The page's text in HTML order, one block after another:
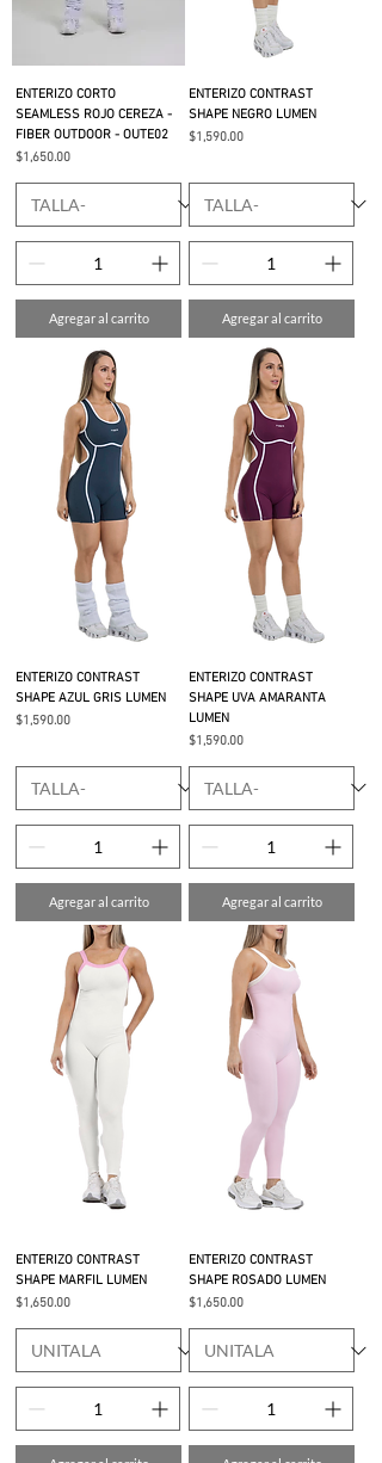
ENTERIZO CORTO
SEAMLESS ROJO CEREZA -
FIBER OUTDOOR - OUTE02
Precio
$1,650.00
Agregar al carrito
ENTERIZO CONTRAST
SHAPE NEGRO LUMEN
Precio
$1,590.00
Agregar al carrito
ENTERIZO CONTRAST
SHAPE AZUL GRIS LUMEN
Precio
$1,590.00
Agregar al carrito
ENTERIZO CONTRAST
SHAPE UVA AMARANTA
LUMEN
Precio
$1,590.00
Agregar al carrito
ENTERIZO CONTRAST
SHAPE MARFIL LUMEN
Precio
$1,650.00
ENTERIZO CONTRAST
SHAPE ROSADO LUMEN
Precio
$1,650.00